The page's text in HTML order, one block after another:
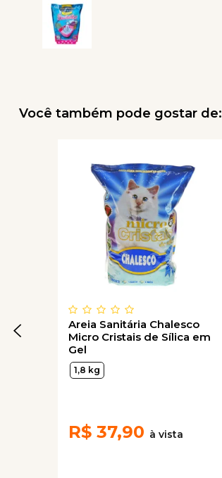
Você também pode gostar de:
Areia Sanitária Chalesco
Micro Cristais de Sílica em
Gel
1,8 kg
R$ 37,90